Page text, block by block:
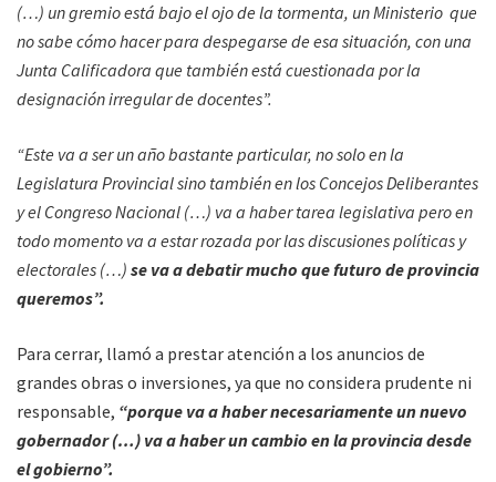
(…) un gremio está bajo el ojo de la tormenta, un Ministerio que
no sabe cómo hacer para despegarse de esa situación, con una
Junta Calificadora que también está cuestionada por la
designación irregular de docentes”.
“Este va a ser un año bastante particular, no solo en la
Legislatura Provincial sino también en los Concejos Deliberantes
y el Congreso Nacional (…) va a haber tarea legislativa pero en
todo momento va a estar rozada por las discusiones políticas y
electorales (…) se va a debatir mucho que futuro de provincia
queremos”.
Para cerrar, llamó a prestar atención a los anuncios de
grandes obras o inversiones, ya que no considera prudente ni
responsable, “porque va a haber necesariamente un nuevo
gobernador (…) va a haber un cambio en la provincia desde
el gobierno”.